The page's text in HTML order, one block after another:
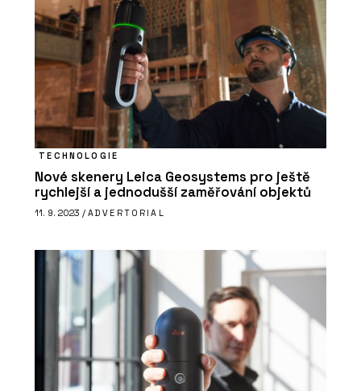
O FIRMĚ
DEVOTO
ČLÁNKY
Kavárna Vila 63
TECHNOLOGIE
Nové skenery Leica Geosystems pro ještě
rychlejší a jednodušší zaměřování objektů
11. 9. 2023 / ADVERTORIAL